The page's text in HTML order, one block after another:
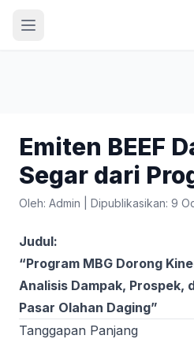
Emiten BEEF
Segar dari
Oleh: Admin Dipublikasikan: 9
Judul:
“Program MBG Dorong
Analisis Dampak, Prospek,
Pasar Olahan Daging”
Tanggapan Panjang